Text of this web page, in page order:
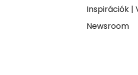
Inspirációk|
Newsroom